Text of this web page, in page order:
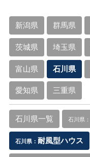
新潟県 群馬県
茨城県 埼玉県
富山県 石川県
愛知県 三重県
石川県一覧 石川県：
石川県： 耐風型ハウス